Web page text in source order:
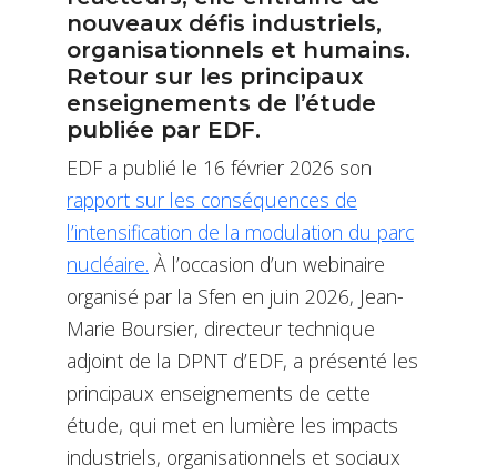
nouveaux défis industriels,
organisationnels et humains.
Retour sur les principaux
enseignements de l’étude
publiée par EDF.
EDF a publié le 16 février 2026 son
rapport sur les conséquences de
l’intensification de la modulation du parc
nucléaire. À l’occasion d’un webinaire
organisé par la Sfen en juin 2026, Jean-
Marie Boursier, directeur technique
adjoint de la DPNT d’EDF, a présenté les
principaux enseignements de cette
étude, qui met en lumière les impacts
industriels, organisationnels et sociaux